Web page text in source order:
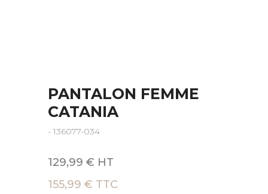
PANTALON FEMME
CATANIA
- 136077-034
129,99 € HT
155,99 € TTC